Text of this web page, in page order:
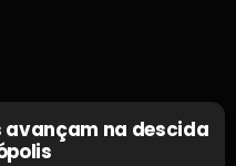
avançam na descida